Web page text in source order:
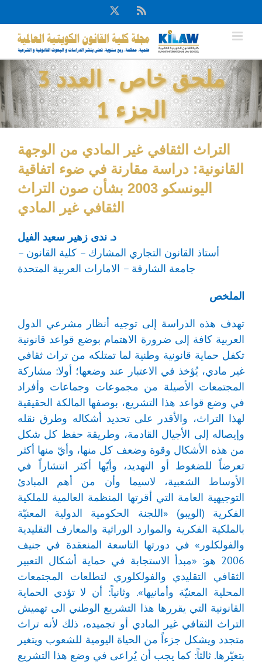
to
content
Rss
X
ملحق خاص - العدد 3
الجزء 1
التراث الثقافي غير المادي من الوجهة
القانونية: دراسة مقارنة في ضوء اتفاقية
اليونسكو 2003 بشأن صون التراث
الثقافي غير المادي
د. ندى زهير سعيد الفيل
أستاذ القانون التجاري المشارك – كلية القانون –
جامعة الشارقة – الامارات العربية المتحدة
الملخص
تهدف هذه الدراسة إلى توجيه أنظار مشرعي الدول
العربية كافة إلى ضرورة الاهتمام بوضع قواعد قانونية
تكفل حماية قانونية وطنية لما تمتلكه من تراث ثقافي
غير مادي، يُؤخذ في الاعتبار عند وضعها؛ أولا: مشاركة
المجتمعات الأصيلة من مجموعات وجماعات وأفراد
في وضع قواعد هذا التشريع، بوصفها المالكة الحقيقية
لهذا التراث، والأقدر على تحديد أشكاله وطرق نقله
وإيصاله إلى الأجيال القادمة، وطريقة حفظ كل شكل
من هذه الأشكال وقوة وضعف كل منها، وأيّ منها أكثر
تعرضاً للضغوط أو التهديد، وأيّها أكثر انتشاراً في
الأوساط الشعبية، لاسيما وأن من أهم المبادئ
التوجيهية العامة التي أقرتها المنظمة العالمية للملكية
الفكرية (الويبو) «اللجنة الحكومية الدولية المعنيّة
بالملكية الفكرية والموارد الوراثية والمعارف التقليدية
والفولكلور» في دورتها التاسعة المنعقدة في جنيف
2006 هو: «مبدأ الاستجابة في حماية أشكال التعبير
الثقافي التقليدي والفولكلوري لتطلعات المجتمعات
المحلية المعنيّة وأمانيها». وثانياً: أن لا تؤدي الحماية
القانونية التي يقررها هذا التشريع الوطني الى تهميش
التراث الثقافي غير المادي أو تجميده، ذلك لأنه تراث
متجدد ويشكل جزءاً من الحياة اليومية للشعوب ويتغير
بتغيّرها. ثالثاً: كما يجب أن يُراعى في وضع هذا التشريع